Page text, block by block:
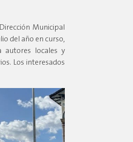
Municipal
del año en curso,
autores locales y
Los interesados